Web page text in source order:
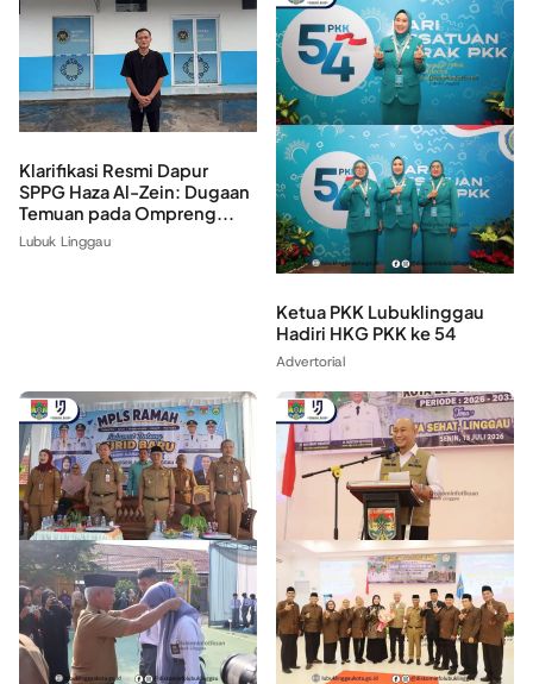
Klarifikasi Resmi Dapur
SPPG Haza Al-Zein: Dugaan
Temuan pada Ompreng...
Lubuk Linggau
‎Ketua PKK Lubuklinggau
Hadiri HKG PKK ke 54
Advertorial